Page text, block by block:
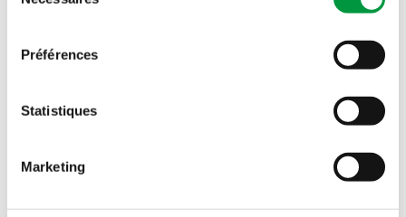
Préférences
Statistiques
Marketing
Acte n°74